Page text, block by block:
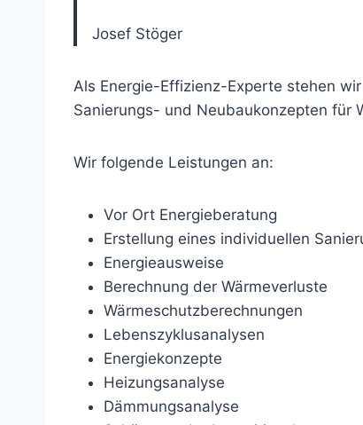
Josef Stöger
Als Energie-Effizienz-Experte stehen
Sanierungs- und Neubaukonzepten für
Wir folgende Leistungen an:
Vor Ort Energieberatung
Erstellung eines individuellen
Energieausweise
Berechnung der Wärmeverluste
Wärmeschutzberechnungen
Lebenszyklusanalysen
Energiekonzepte
Heizungsanalyse
Dämmungsanalyse